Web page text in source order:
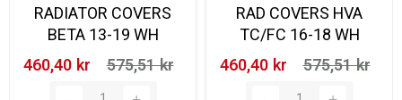
RADIATOR COVERS
BETA 13-19 WH
460,40 kr‎
575,51 kr‎
RAD COVERS HVA
TC/FC 16-18 WH
460,40 kr‎
575,51 kr‎